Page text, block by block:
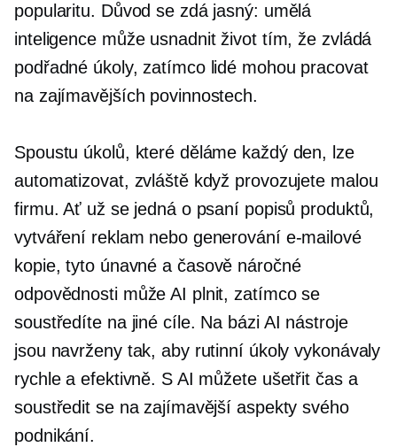
popularitu. Důvod se zdá jasný: umělá
inteligence může usnadnit život tím, že zvládá
podřadné úkoly, zatímco lidé mohou pracovat
na zajímavějších povinnostech.
Spoustu úkolů, které děláme každý den, lze
automatizovat, zvláště když provozujete malou
firmu. Ať už se jedná o psaní popisů produktů,
vytváření reklam nebo generování e-mailové
kopie, tyto únavné a časově náročné
odpovědnosti může AI plnit, zatímco se
soustředíte na jiné cíle. Na bázi AI nástroje
jsou navrženy tak, aby rutinní úkoly vykonávaly
rychle a efektivně. S AI můžete ušetřit čas a
soustředit se na zajímavější aspekty svého
podnikání.